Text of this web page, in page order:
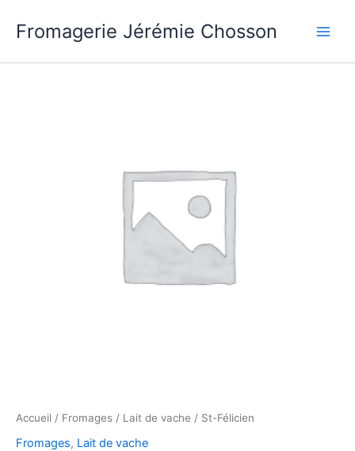
Fromagerie Jérémie Chosson
Accueil / Fromages / Lait de vache / St-Félicien
Fromages, Lait de vache